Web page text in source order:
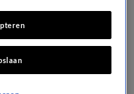
van de
kunnen